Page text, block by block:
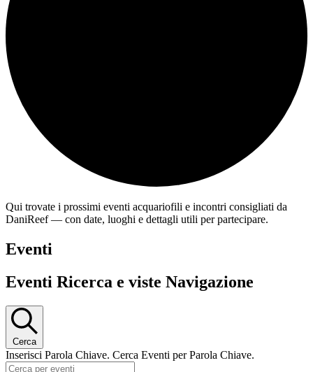
Qui trovate i prossimi eventi acquariofili e incontri consigliati da
DaniReef — con date, luoghi e dettagli utili per partecipare.
Eventi
Eventi Ricerca e viste Navigazione
Cerca
Inserisci Parola Chiave. Cerca Eventi per Parola Chiave.